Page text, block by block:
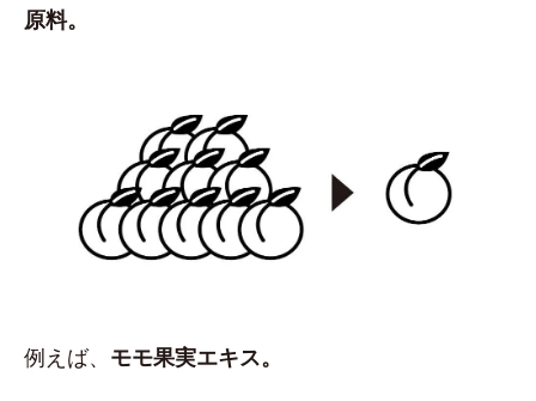
原料。
例えば、 モモ果実エキス。